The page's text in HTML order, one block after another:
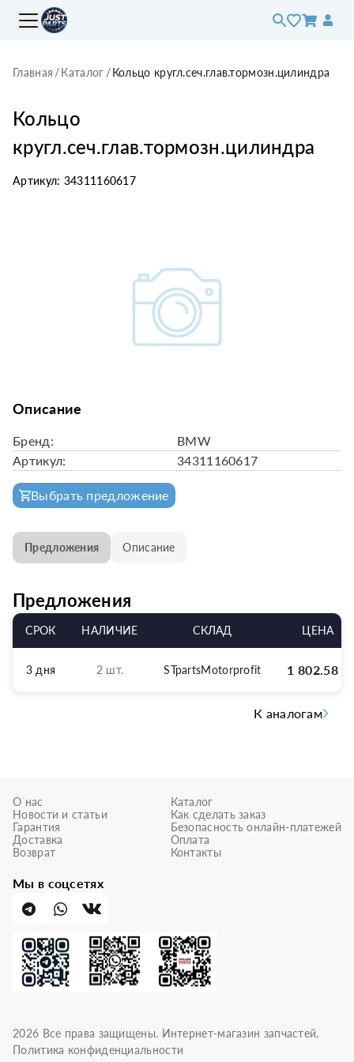
Главная /Каталог /Кольцо кругл.сеч.глав.тормозн.цилиндра
Кольцо
кругл.сеч.глав.тормозн.цилиндра
Артикул: 34311160617
Описание
Бренд:
BMW
Артикул:
34311160617
Выбрать предложение
Предложения Описание
Предложения
СРОК НАЛИЧИЕ СКЛАД ЦЕНА
3 дня 2 шт. STpartsMotorprofit 1 802.58р
К аналогам
О нас
Новости и статьи
Гарантия
Доставка
Возврат
Каталог
Как сделать заказ
Безопасность онлайн-платежей
Оплата
Контакты
Мы в соцсетях
2026 Все права защищены. Интернет-магазин запчастей.
Политика конфиденциальности